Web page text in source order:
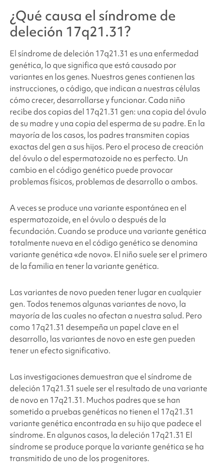
¿Qué causa el síndrome de
deleción 17q21.31?
El síndrome de deleción 17q21.31 es una enfermedad
genética, lo que significa que está causado por
variantes en los genes. Nuestros genes contienen las
instrucciones, o código, que indican a nuestras células
cómo crecer, desarrollarse y funcionar. Cada niño
recibe dos copias del 17q21.31 gen: una copia del óvulo
de su madre y una copia del esperma de su padre. En la
mayoría de los casos, los padres transmiten copias
exactas del gen a sus hijos. Pero el proceso de creación
del óvulo o del espermatozoide no es perfecto. Un
cambio en el código genético puede provocar
problemas físicos, problemas de desarrollo o ambos.
A veces se produce una variante espontánea en el
espermatozoide, en el óvulo o después de la
fecundación. Cuando se produce una variante genética
totalmente nueva en el código genético se denomina
variante genética «de novo». El niño suele ser el primero
de la familia en tener la variante genética.
Las variantes de novo pueden tener lugar en cualquier
gen. Todos tenemos algunas variantes de novo, la
mayoría de las cuales no afectan a nuestra salud. Pero
como 17q21.31 desempeña un papel clave en el
desarrollo, las variantes de novo en este gen pueden
tener un efecto significativo.
Las investigaciones demuestran que el síndrome de
deleción 17q21.31 suele ser el resultado de una variante
de novo en 17q21.31. Muchos padres que se han
sometido a pruebas genéticas no tienen el 17q21.31
variante genética encontrada en su hijo que padece el
síndrome. En algunos casos, la deleción 17q21.31 El
síndrome se produce porque la variante genética se ha
transmitido de uno de los progenitores.